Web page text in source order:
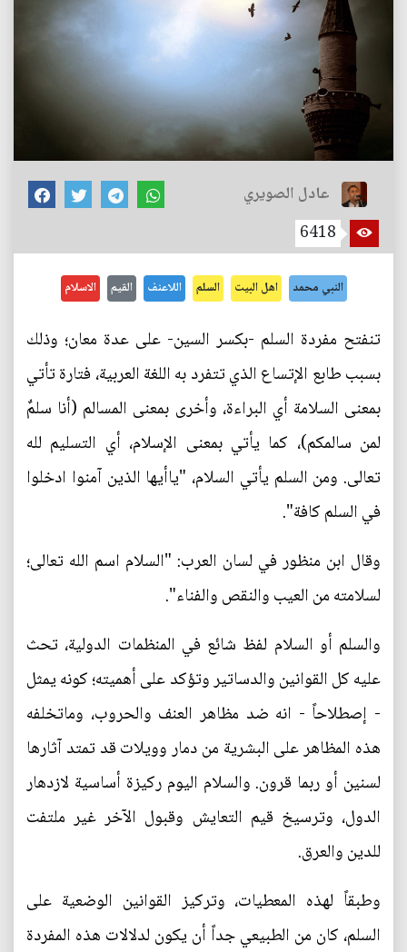
عادل الصويري
6418
النبي محمد اهل البيت السلم اللاعنف القيم الاسلام
تنفتح مفردة السلم -بكسر السين- على عدة معان؛ وذلك
بسبب طابع الإتساع الذي تتفرد به اللغة العربية، فتارة تأتي
بمعنى السلامة أي البراءة، وأخرى بمعنى المسالم (أنا سلمٌ
لمن سالمكم)، كما يأتي بمعنى الإسلام، أي التسليم لله
تعالى. ومن السلم يأتي السلام، "ياأيها الذين آمنوا ادخلوا
في السلم كافة".
وقال ابن منظور في لسان العرب: "السلام اسم الله تعالى؛
لسلامته من العيب والنقص والفناء".
والسلم أو السلام لفظ شائع في المنظمات الدولية، تحث
عليه كل القوانين والدساتير وتؤكد على أهميته؛ كونه يمثل
- إصطلاحاً - انه ضد مظاهر العنف والحروب، وماتخلفه
هذه المظاهر على البشرية من دمار وويلات قد تمتد آثارها
لسنين أو ربما قرون. والسلام اليوم ركيزة أساسية لازدهار
الدول، وترسيخ قيم التعايش وقبول الآخر غير ملتفت
للدين والعرق.
وطبقاً لهذه المعطيات، وتركيز القوانين الوضعية على
السلم، كان من الطبيعي جداً أن يكون لدلالات هذه المفردة